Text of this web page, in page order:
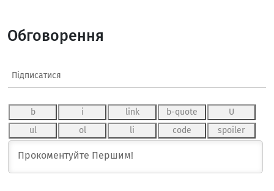
Обговорення
Підписатися